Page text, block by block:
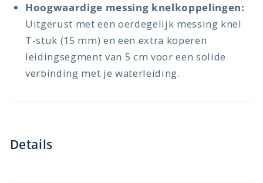
Hoogwaardige messing knelkoppelingen:
Uitgerust met een oerdegelijk messing knel
T-stuk (15 mm) en een extra koperen
leidingsegment van 5 cm voor een solide
verbinding met je waterleiding.
Details